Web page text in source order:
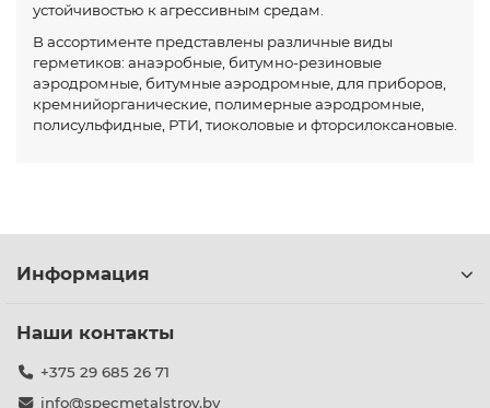
устойчивостью к агрессивным средам.
В ассортименте представлены различные виды
герметиков: анаэробные, битумно-резиновые
аэродромные, битумные аэродромные, для приборов,
кремнийорганические, полимерные аэродромные,
полисульфидные, РТИ, тиоколовые и фторсилоксановые.
Информация
Наши контакты
+375 29 685 26 71
info@specmetalstroy.by